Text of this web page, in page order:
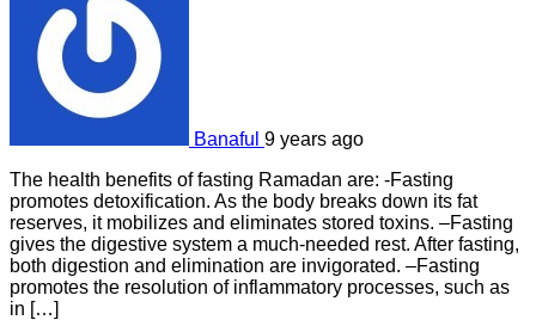
Banaful 9 years ago
The health benefits of fasting Ramadan are: -Fasting
promotes detoxification. As the body breaks down its fat
reserves, it mobilizes and eliminates stored toxins. –Fasting
gives the digestive system a much-needed rest. After fasting,
both digestion and elimination are invigorated. –Fasting
promotes the resolution of inflammatory processes, such as
in […]